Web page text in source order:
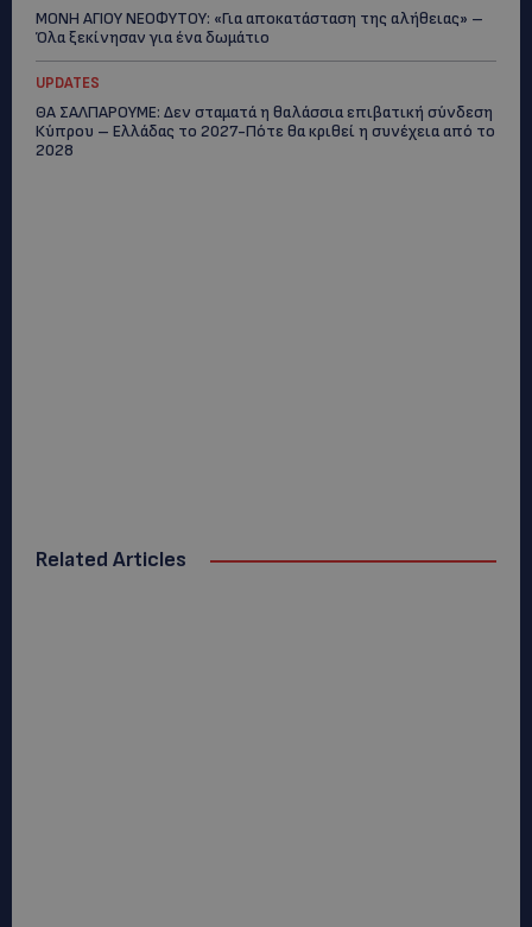
ΜΟΝΗ ΑΓΙΟΥ ΝΕΟΦΥΤΟΥ: «Για αποκατάσταση της αλήθειας» –
Όλα ξεκίνησαν για ένα δωμάτιο
UPDATES
ΘΑ ΣΑΛΠΑΡΟΥΜΕ: Δεν σταματά η θαλάσσια επιβατική σύνδεση
Κύπρου – Ελλάδας το 2027-Πότε θα κριθεί η συνέχεια από το
2028
Related Articles